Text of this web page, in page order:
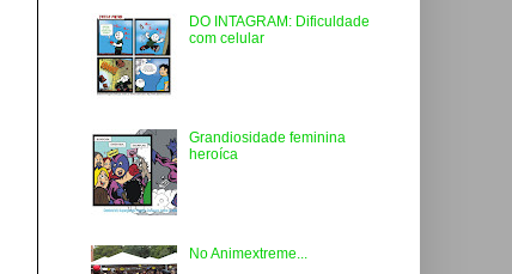
DO INTAGRAM: Dificuldade
com celular
Grandiosidade feminina
heroíca
No Animextreme...